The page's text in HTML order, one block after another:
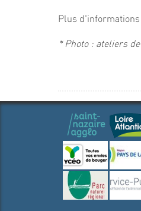
Plus
* Photo : ateliers